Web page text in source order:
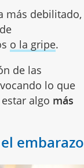
más debilitado,
o la gripe.
de las
lo que
algo más
embarazo